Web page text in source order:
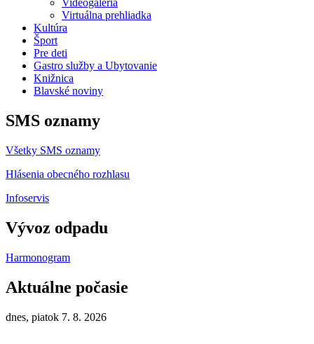
Videogaléria
Virtuálna prehliadka
Kultúra
Šport
Pre deti
Gastro služby a Ubytovanie
Knižnica
Blavské noviny
SMS oznamy
Všetky SMS oznamy
Hlásenia obecného rozhlasu
Infoservis
Vývoz odpadu
Harmonogram
Aktuálne počasie
dnes, piatok 7. 8. 2026